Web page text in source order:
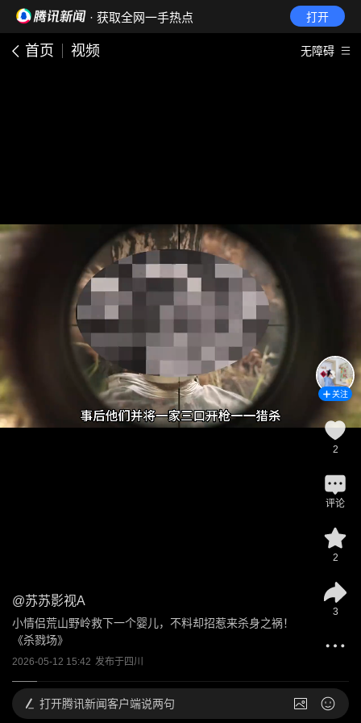
· 获取全网一手热点 打开
首页 视频 无障碍
@苏苏影视A
小情侣荒山野岭救下一个婴儿，不料却招惹来杀身之祸！
《杀戮场》
2026-05-12 15:42 发布于四川
关注
2
评论
2
3
打开腾讯新闻客户端说两句